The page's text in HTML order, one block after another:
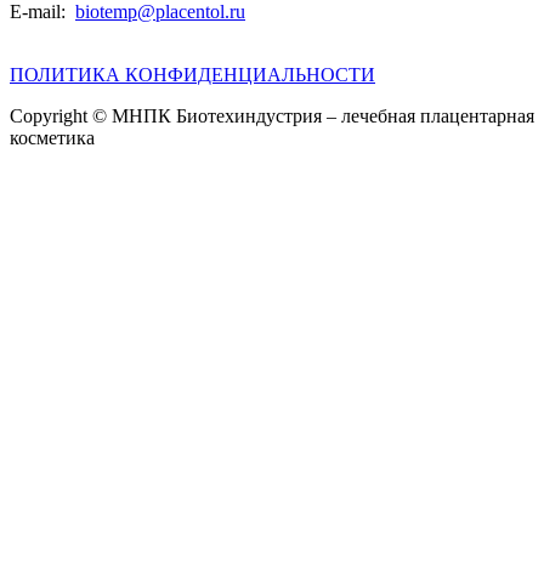
E-mail: biotemp@placentol.ru
ПОЛИТИКА КОНФИДЕНЦИАЛЬНОСТИ
Copyright © МНПК Биотехиндустрия – лечебная плацентарная
косметика